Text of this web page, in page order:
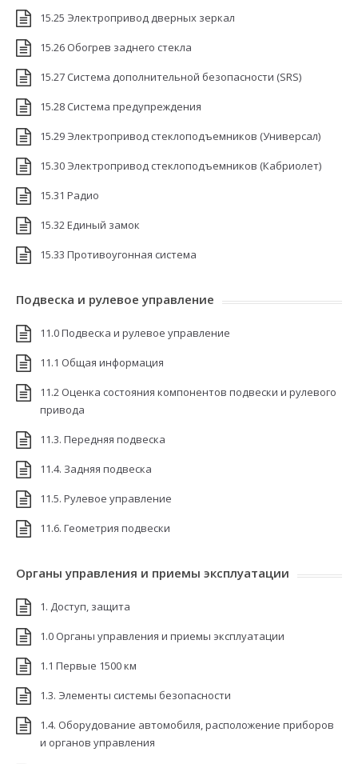
15.25 Электропривод дверных зеркал
15.26 Обогрев заднего стекла
15.27 Система дополнительной безопасности (SRS)
15.28 Система предупреждения
15.29 Электропривод стеклоподъемников (Универсал)
15.30 Электропривод стеклоподъемников (Кабриолет)
15.31 Радио
15.32 Единый замок
15.33 Противоугонная система
Подвеска и рулевое управление
11.0 Подвеска и рулевое управление
11.1 Общая информация
11.2 Оценка состояния компонентов подвески и рулевого
привода
11.3. Передняя подвеска
11.4. Задняя подвеска
11.5. Рулевое управление
11.6. Геометрия подвески
Органы управления и приемы эксплуатации
1. Доступ, защита
1.0 Органы управления и приемы эксплуатации
1.1 Первые 1500 км
1.3. Элементы системы безопасности
1.4. Оборудование автомобиля, расположение приборов
и органов управления